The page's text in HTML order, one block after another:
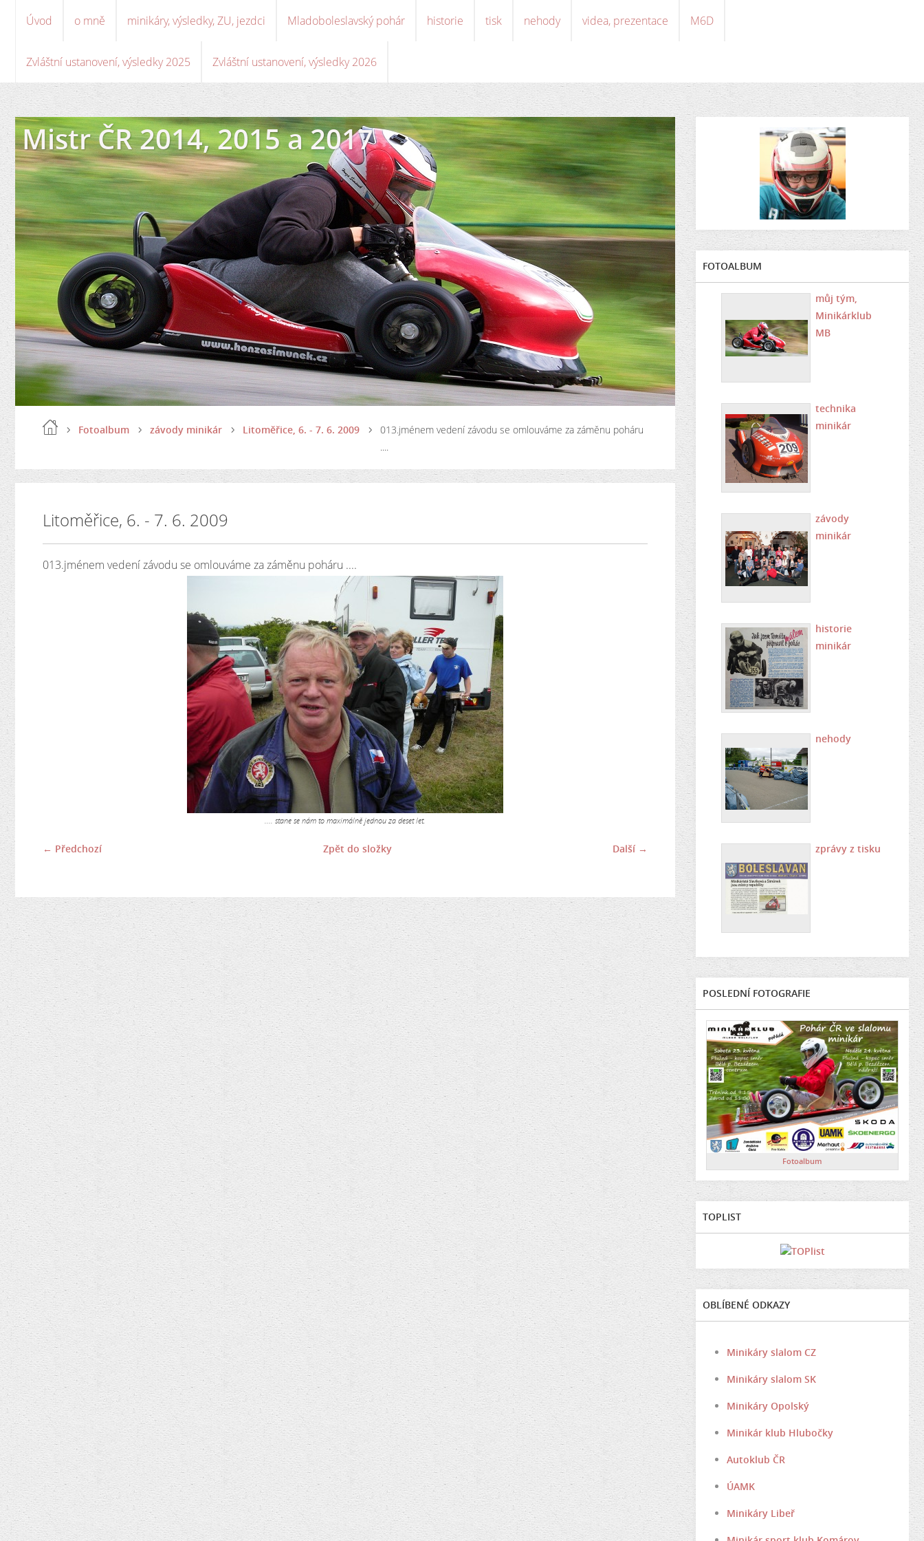
Úvod o mně minikáry, výsledky, ZU, jezdci Mladoboleslavský pohár historie tisk nehody videa, prezentace M6D
Zvláštní ustanovení, výsledky 2025 Zvláštní ustanovení, výsledky 2026
Mistr ČR 2014, 2015 a 2017
Fotoalbum závody minikár Litoměřice, 6. - 7. 6. 2009
013.jménem vedení závodu se omlouváme za záměnu poháru
....
Litoměřice, 6. - 7. 6. 2009
013.jménem vedení závodu se omlouváme za záměnu poháru ....
.... stane se nám to maximálně jednou za deset let.
← Předchozí Další →
Zpět do složky
FOTOALBUM
můj tým,
Minikárklub
MB
technika
minikár
závody
minikár
historie
minikár
nehody
zprávy z tisku
POSLEDNÍ FOTOGRAFIE
Fotoalbum
TOPLIST
OBLÍBENÉ ODKAZY
Minikáry slalom CZ
Minikáry slalom SK
Minikáry Opolský
Minikár klub Hlubočky
Autoklub ČR
ÚAMK
Minikáry Libeř